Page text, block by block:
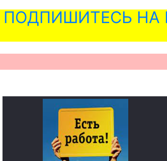
ПОДПИШИТЕСЬ НА